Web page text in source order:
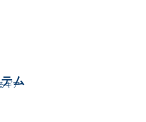
ギア
ム